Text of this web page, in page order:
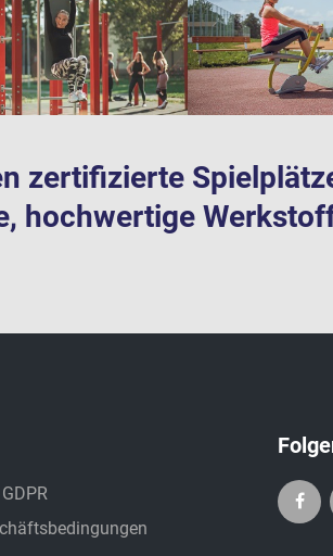
zertifizierte
hochwertige